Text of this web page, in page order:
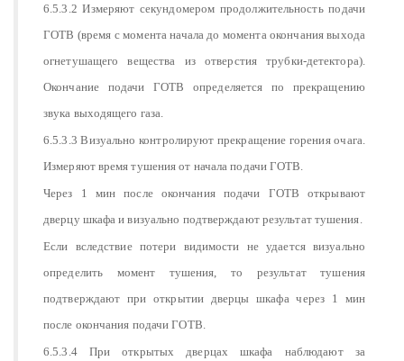
6.5.3.2 Измеряют секундомером продолжительность подачи
ГОТВ (время с момента начала до момента окончания выхода
огнетушащего вещества из отверстия трубки-детектора).
Окончание подачи ГОТВ определяется по прекращению
звука выходящего газа.
6.5.3.3 Визуально контролируют прекращение горения очага.
Измеряют время тушения от начала подачи ГОТВ.
Через 1 мин после окончания подачи ГОТВ открывают
дверцу шкафа и визуально подтверждают результат тушения.
Если вследствие потери видимости не удается визуально
определить момент тушения, то результат тушения
подтверждают при открытии дверцы шкафа через 1 мин
после окончания подачи ГОТВ.
6.5.3.4 При открытых дверцах шкафа наблюдают за